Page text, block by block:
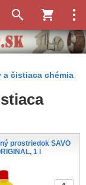
čistiaca chémia
prostriedok SAVO
1 l